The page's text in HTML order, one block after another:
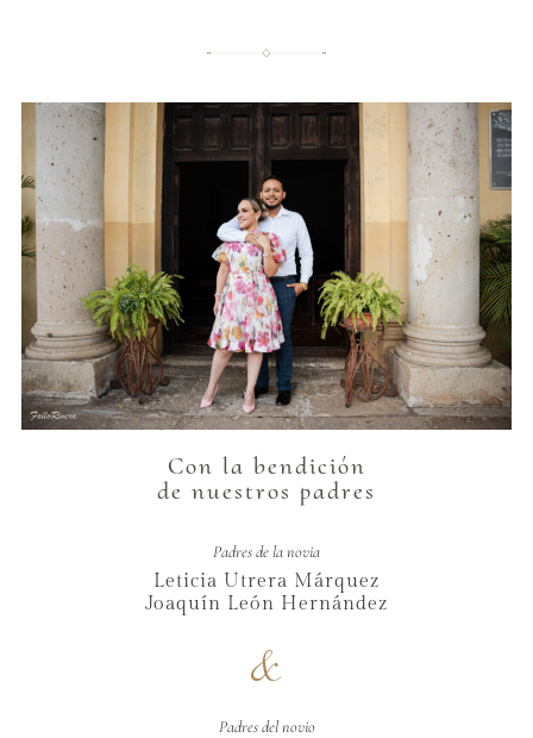
Con la bendición
de nuestros padres
Padres de la novia
Leticia Utrera Márquez
Joaquín León Hernández
&
Padres del novio